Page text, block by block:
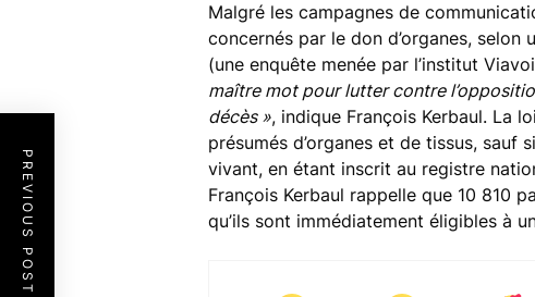
Malgré les campagnes de
concernés par le don d’organes, selon
(une enquête menée par l’institut
maître mot pour lutter contre
décès », indique François Kerbaul. La
présumés d’organes et de tissus,
vivant, en étant inscrit au registre
François Kerbaul rappelle que 10 810
qu’ils sont immédiatement éligibles à
PREVIOUS POST